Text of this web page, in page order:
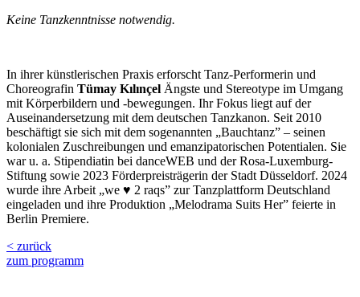
Keine Tanzkenntnisse notwendig.
In ihrer künstlerischen Praxis erforscht Tanz-Performerin und
Choreografin Tümay Kılınçel Ängste und Stereotype im Umgang
mit Körperbildern und -bewegungen. Ihr Fokus liegt auf der
Auseinandersetzung mit dem deutschen Tanzkanon. Seit 2010
beschäftigt sie sich mit dem sogenannten „Bauchtanz” – seinen
kolonialen Zuschreibungen und emanzipatorischen Potentialen. Sie
war u. a. Stipendiatin bei danceWEB und der Rosa-Luxemburg-
Stiftung sowie 2023 Förderpreisträgerin der Stadt Düsseldorf. 2024
wurde ihre Arbeit „we ♥ 2 raqs” zur Tanzplattform Deutschland
eingeladen und ihre Produktion „Melodrama Suits Her” feierte in
Berlin Premiere.
< zurück
zum programm